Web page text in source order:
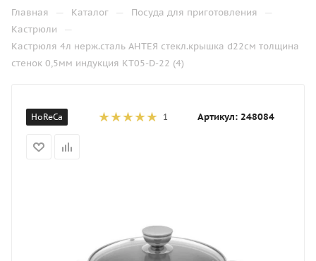
Главная — Каталог — Посуда для приготовления —
Кастрюли —
Кастрюля 4л нерж.сталь АНТЕЯ стекл.крышка d22см толщина
стенок 0,5мм индукция KT05-D-22 (4)
HoReCa 1 Артикул: 248084